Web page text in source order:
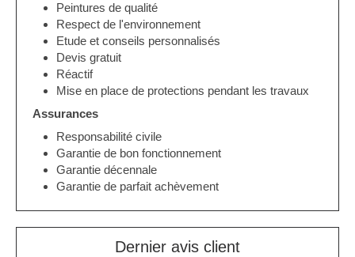
Peintures de qualité
Respect de l'environnement
Etude et conseils personnalisés
Devis gratuit
Réactif
Mise en place de protections pendant les travaux
Assurances
Responsabilité civile
Garantie de bon fonctionnement
Garantie décennale
Garantie de parfait achèvement
Dernier avis client